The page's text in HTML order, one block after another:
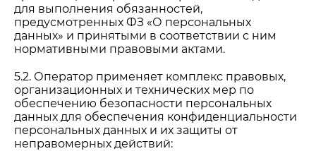
для выполнения обязанностей,
предусмотренных ФЗ «О персональных
данных» и принятыми в соответствии с ним
нормативными правовыми актами.
5.2. Оператор применяет комплекс правовых,
организационных и технических мер по
обеспечению безопасности персональных
данных для обеспечения конфиденциальности
персональных данных и их защиты от
неправомерных действий: